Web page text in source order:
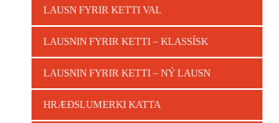
LAUSN FYRIR KETTI VAL
LAUSNIN FYRIR KETTI – KLASSÍSK
LAUSNIN FYRIR KETTI – NÝ LAUSN
HRÆÐSLUMERKI KATTA